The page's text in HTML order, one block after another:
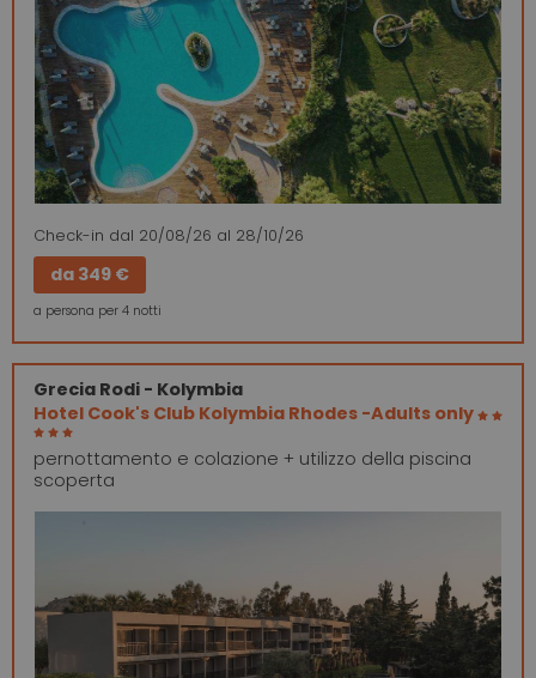
Check-in dal 20/08/26 al 28/10/26
da 349 €
a persona per 4 notti
Grecia Rodi - Kolymbia
Hotel Cook's Club Kolymbia Rhodes -Adults only
pernottamento e colazione + utilizzo della piscina
scoperta